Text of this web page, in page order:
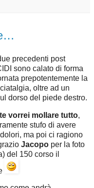
precedenti post
sono calato di forma
prepotentemente la
oltre ad un
dorso del piede destro.
vorrei mollare tutto,
stufo di avere
ma poi ci ragiono
Jacopo per la foto
del 150 corso il